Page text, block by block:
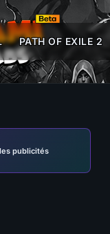
PATH OF EXILE 2
publicités